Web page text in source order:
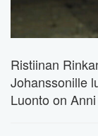
Ristiinan
Johanssonille
Luonto on